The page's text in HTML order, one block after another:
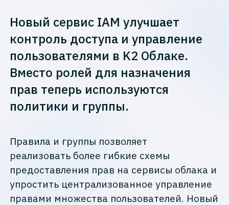
Новый сервис IAM улучшает
контроль доступа и управление
пользователями в K2 Облаке.
Вместо ролей для назначения
прав теперь используются
политики и группы.
Правила и группы позволяет
реализовать более гибкие схемы
предоставления прав на сервисы облака и
упростить централизованное управление
правами множества пользователей. Новый